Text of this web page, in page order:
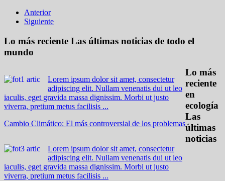
Anterior
Siguiente
Lo más reciente Las últimas noticias de todo el
mundo
Lorem ipsum dolor sit amet, consectetur
adipiscing elit. Nullam venenatis dui ut leo
iaculis, eget gravida massa dignissim. Morbi ut justo
viverra, pretium metus facilisis ...
Cambio Climático: El más controversial de los problemas
Lorem ipsum dolor sit amet, consectetur
adipiscing elit. Nullam venenatis dui ut leo
iaculis, eget gravida massa dignissim. Morbi ut justo
viverra, pretium metus facilisis ...
Lo más
reciente
en
ecología
Las
últimas
noticias